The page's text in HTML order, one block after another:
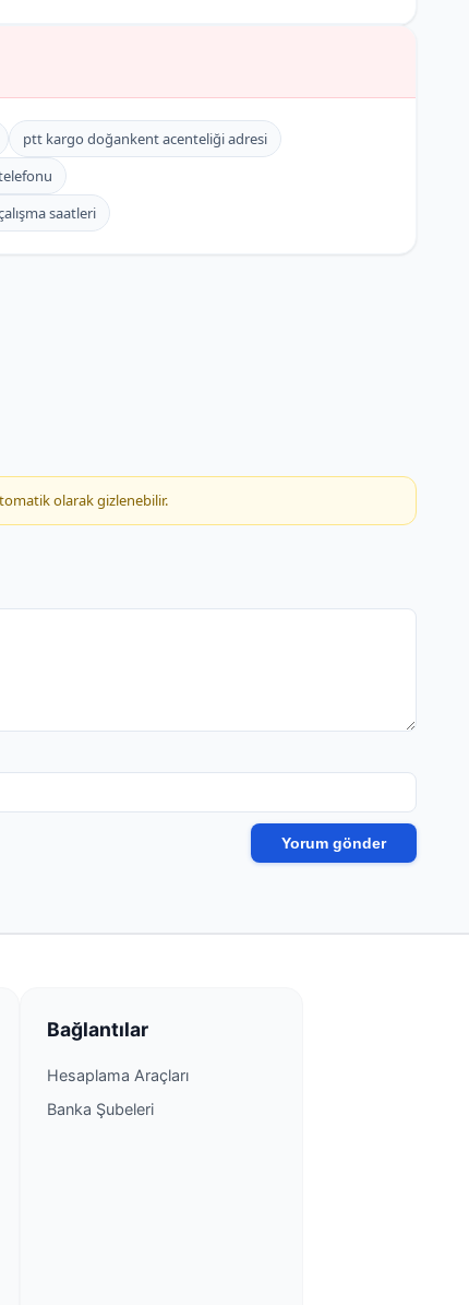
ptt kargo doğankent acenteliği adresi
saatleri
olarak gizlenebilir.
Bağlantılar
Hesaplama Araçları
Banka Şubeleri